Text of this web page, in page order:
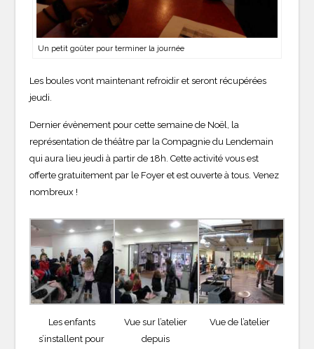
Un petit goûter pour terminer la journée
Les boules vont maintenant refroidir et seront récupérées
jeudi.
Dernier évènement pour cette semaine de Noël, la
représentation de théâtre par la Compagnie du Lendemain
qui aura lieu jeudi à partir de 18h. Cette activité vous est
offerte gratuitement par le Foyer et est ouverte à tous. Venez
nombreux !
Les enfants
s’installent pour
Vue sur l’atelier
depuis
Vue de l’atelier